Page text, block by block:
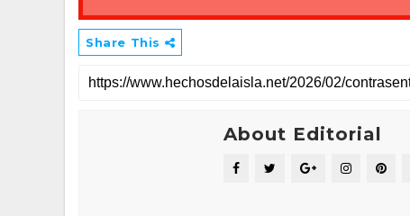
Share This
About Editorial